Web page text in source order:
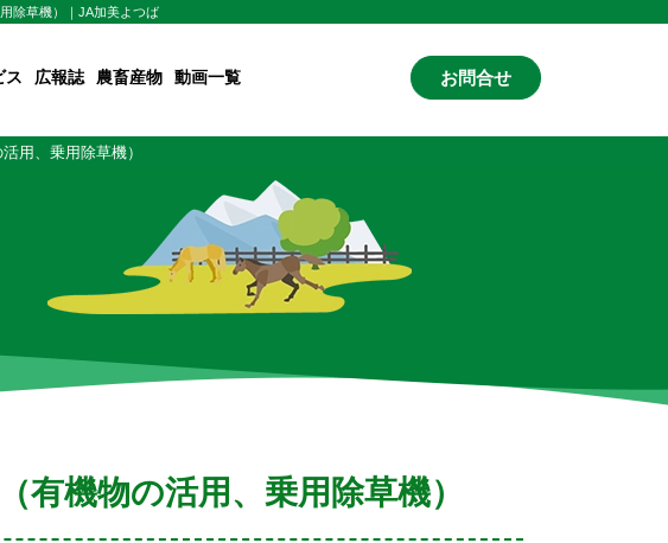
除草機）｜JA加美よつば
ス 広報誌 農畜産物 動画一覧 お問合せ
用、乗用除草機）
機物の活用、乗用除草機）